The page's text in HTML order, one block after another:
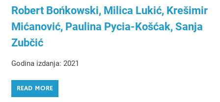
Robert Bońkowski, Milica Lukić, Krešimir
Mićanović, Paulina Pycia-Košćak, Sanja
Zubčić
Godina izdanja: 2021
READ MORE